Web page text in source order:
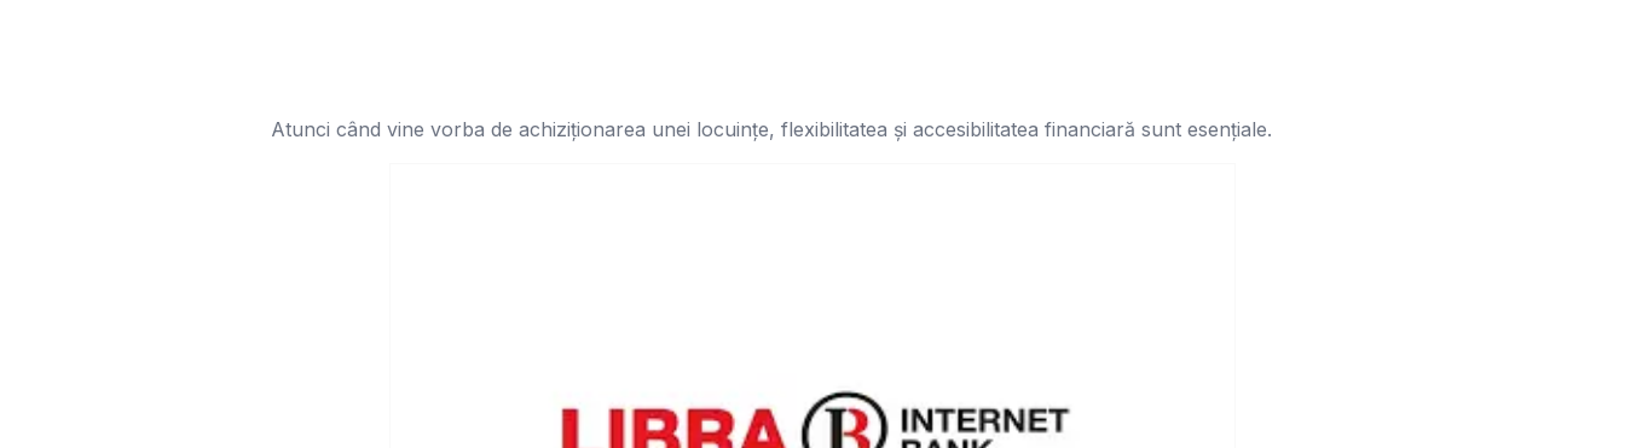
Atunci când vine vorba de achiziționarea unei locuințe, flexibilitatea și accesibilitatea financiară sunt esențiale.